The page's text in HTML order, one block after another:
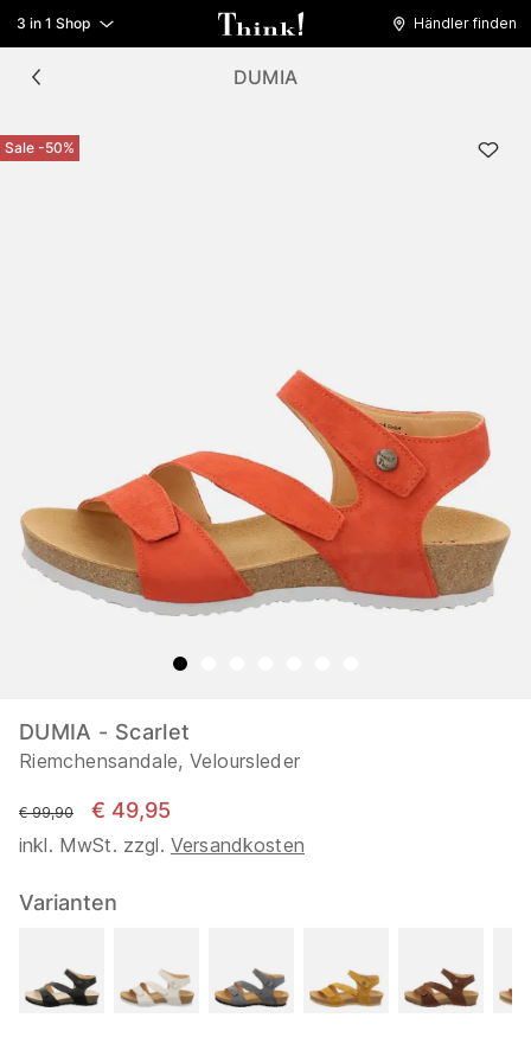
3 in 1 Shop Händler finden
DUMIA
Sale -50%
DUMIA - Scarlet
Riemchensandale, Veloursleder
statt
€ 99,90 € 49,95
inkl. MwSt. zzgl. Versandkosten
Varianten